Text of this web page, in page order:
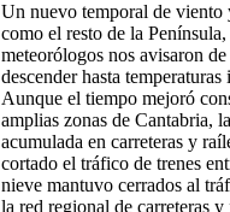
Un nuevo temporal de viento
como el resto de la
meteorólogos nos avisaron
descender hasta
Aunque el tiempo mejoró
amplias zonas de Cantabria,
acumulada en carreteras y
cortado el tráfico de trenes
nieve mantuvo cerrados al
la red regional de carreteras